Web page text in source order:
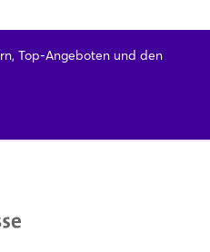
Top-Angeboten und den